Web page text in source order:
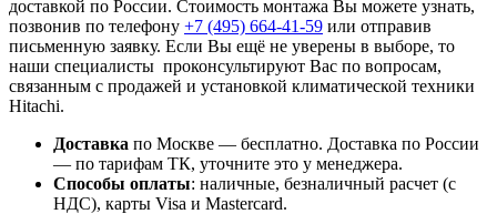
доставкой по России. Стоимость монтажа Вы можете узнать,
позвонив по телефону +7 (495) 664-41-59 или отправив
письменную заявку. Если Вы ещё не уверены в выборе, то
наши специалисты проконсультируют Вас по вопросам,
связанным с продажей и установкой климатической техники
Hitachi.
Доставка по Москве — бесплатно. Доставка по России
— по тарифам ТК, уточните это у менеджера.
Способы оплаты: наличные, безналичный расчет (с
НДС), карты Visa и Mastercard.